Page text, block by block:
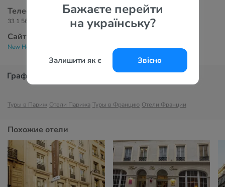
Бажаєте перейти
на українську?
Залишити як є Звісно
Телефоны
33 1 56 02 66 00
Сайт
New Hotel Opera 3*
График цен
Туры в Париж Отели Парижа Туры в Францию Отели Франции
Похожие отели